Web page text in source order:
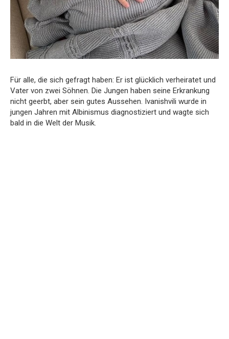
Für alle, die sich gefragt haben: Er ist glücklich verheiratet und
Vater von zwei Söhnen. Die Jungen haben seine Erkrankung
nicht geerbt, aber sein gutes Aussehen. Ivanishvili wurde in
jungen Jahren mit Albinismus diagnostiziert und wagte sich
bald in die Welt der Musik.